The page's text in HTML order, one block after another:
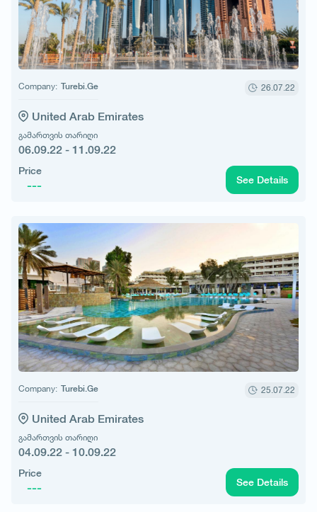
Company: Turebi.Ge 26.07.22
United Arab Emirates
გამართვის თარიღი
06.09.22 - 11.09.22
Price
--- See Details
Company: Turebi.Ge 25.07.22
United Arab Emirates
გამართვის თარიღი
04.09.22 - 10.09.22
Price
--- See Details